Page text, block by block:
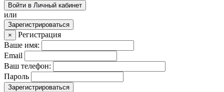
Войти в Личный кабинет
или
Зарегистрироваться
×
Регистрация
Ваше имя:
Email
Ваш телефон:
Пароль
Зарегистрироваться